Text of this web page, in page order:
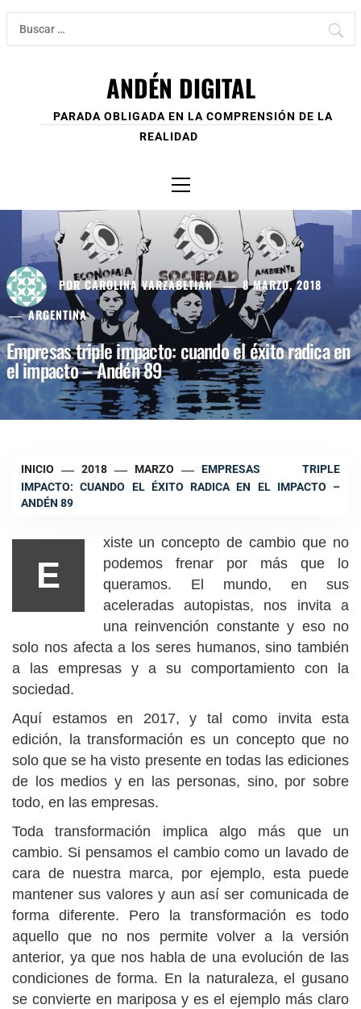
Ir
contenido
Buscar:
ANDÉN DIGITAL
PARADA OBLIGADA EN LA COMPRENSIÓN DE LA
REALIDAD
principal
PORCAROLINA VARZABETIAN
8 MARZO, 2018
ARGENTINA
Empresas triple impacto: cuando el éxito radica en
el impacto – Andén 89
INICIO 2018 MARZO
EMPRESAS TRIPLE
IMPACTO: CUANDO EL ÉXITO RADICA EN EL IMPACTO –
ANDÉN 89
E
xiste un concepto de cambio que no
podemos frenar por más que lo
queramos. El mundo, en sus
aceleradas autopistas, nos invita a
una reinvención constante y eso no
solo nos afecta a los seres humanos, sino también
a las empresas y a su comportamiento con la
sociedad.
Aquí estamos en 2017, y tal como invita esta
edición, la transformación es un concepto que no
solo que se ha visto presente en todas las ediciones
de los medios y en las personas, sino, por sobre
todo, en las empresas.
Toda transformación implica algo más que un
cambio. Si pensamos el cambio como un lavado de
cara de nuestra marca, por ejemplo, esta puede
mantener sus valores y aun así ser comunicada de
forma diferente. Pero la transformación es todo
aquello que no nos permite volver a la versión
anterior, ya que nos habla de una evolución de las
condiciones de forma. En la naturaleza, el gusano
se convierte en mariposa y es el ejemplo más claro